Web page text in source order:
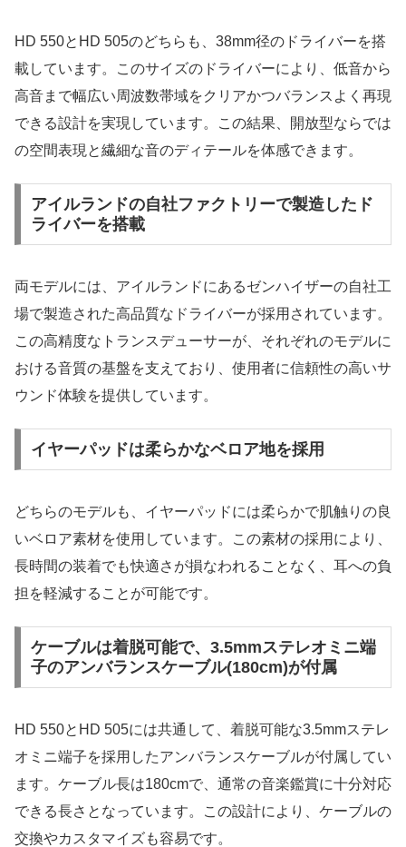
HD 550とHD 505のどちらも、38mm径のドライバーを搭
載しています。このサイズのドライバーにより、低音から
高音まで幅広い周波数帯域をクリアかつバランスよく再現
できる設計を実現しています。この結果、開放型ならでは
の空間表現と繊細な音のディテールを体感できます。
アイルランドの自社ファクトリーで製造したド
ライバーを搭載
両モデルには、アイルランドにあるゼンハイザーの自社工
場で製造された高品質なドライバーが採用されています。
この高精度なトランスデューサーが、それぞれのモデルに
おける音質の基盤を支えており、使用者に信頼性の高いサ
ウンド体験を提供しています。
イヤーパッドは柔らかなベロア地を採用
どちらのモデルも、イヤーパッドには柔らかで肌触りの良
いベロア素材を使用しています。この素材の採用により、
長時間の装着でも快適さが損なわれることなく、耳への負
担を軽減することが可能です。
ケーブルは着脱可能で、3.5mmステレオミニ端
子のアンバランスケーブル(180cm)が付属
HD 550とHD 505には共通して、着脱可能な3.5mmステレ
オミニ端子を採用したアンバランスケーブルが付属してい
ます。ケーブル長は180cmで、通常の音楽鑑賞に十分対応
できる長さとなっています。この設計により、ケーブルの
交換やカスタマイズも容易です。